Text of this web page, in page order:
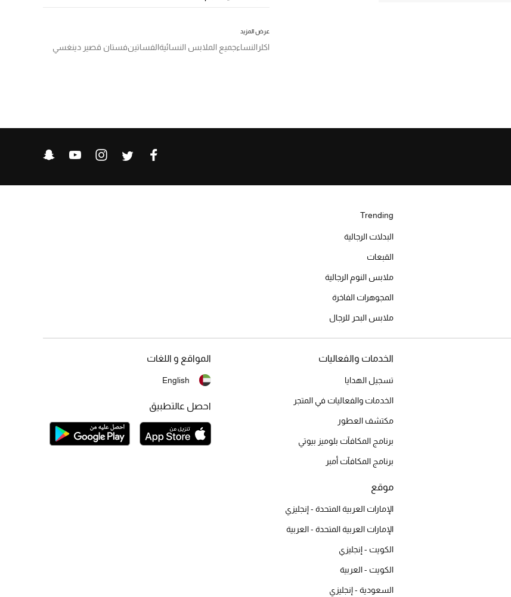
عرض المزيد
اكلر النساءجميع الملابس النسائيةالفساتينفستان قصير دينغسي
Trending
البدلات الرجالية
القبعات
ملابس النوم الرجالية
المجوهرات الفاخرة
ملابس البحر للرجال
الخدمات والفعاليات
تسجيل الهدايا
الخدمات والفعاليات في المتجر
مكتشف العطور
برنامج المكافآت بلوميز بيوتي
برنامج المكافآت أمبر
موقع
الإمارات العربية المتحدة - إنجليزي
الإمارات العربية المتحدة - العربية
الكويت - إنجليزي
الكويت - العربية
السعودية - إنجليزي
المواقع و اللغات
English
احصل عالتطبيق